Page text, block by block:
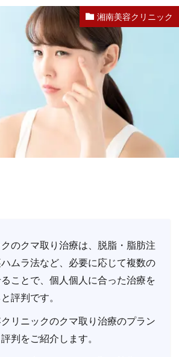
湘南美容クリニック
のクマ取り治療は、脱脂・脂肪注
ムラ法など、必要に応じて複数の
ことで、個人個人に合った治療を
評判です。
リニックのクマ取り治療のプラン
判をご紹介します。